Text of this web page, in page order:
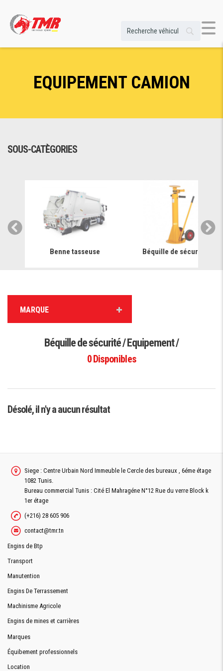
EQUIPEMENT CAMION
SOUS-CATÈGORIES
Benne tasseuse Béquille de sécurité
MARQUE
Béquille de sécurité / Equipement /
0Disponibles
Désolé, il n'y a aucun résultat
Siege : Centre Urbain Nord Immeuble le Cercle des bureaux , 6éme étage
1082 Tunis.
Bureau commercial Tunis : Cité El Mahragéne N°12 Rue du verre Block k
1er étage
(+216) 28 605 906
contact@tmr.tn
Engins de Btp
Transport
Manutention
Engins De Terrassement
Machinisme Agricole
Engins de mines et carrières
Marques
Équibement professionnels
Location